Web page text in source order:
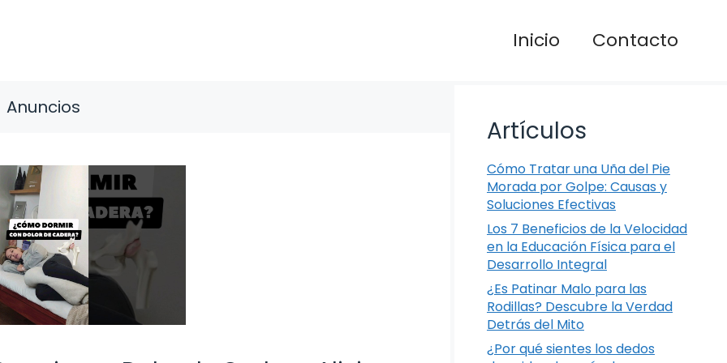
Inicio Contacto
Anuncios
Artículos
Cómo Tratar una Uña del Pie
Morada por Golpe: Causas y
Soluciones Efectivas
Los 7 Beneficios de la Velocidad
en la Educación Física para el
Desarrollo Integral
¿Es Patinar Malo para las
Rodillas? Descubre la Verdad
Detrás del Mito
¿Por qué sientes los dedos